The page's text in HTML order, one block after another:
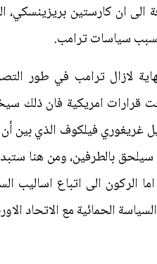
الى ان كارستين بريزينسكي،
سياسات ترامب.
لازال ترامب في طور
قرارات امريكية فان ذلك
غريغوري فيلكوف الذي بين
بالطرفين، ومن هنا
اما الركون الى اتباع اساليب
الحمائية مع الاتحاد